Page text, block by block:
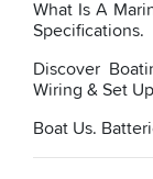
What Is A
Specifications.
Discover
Wiring & Set
Boat Us.